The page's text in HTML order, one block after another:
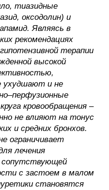
тиазидные
оксодолин) и
Являясь в
рекомендациях
терапии
высокой
ухудшают и не
кровообращения –
не влияют на тонус
и средних бронхов.
ограничивает
лечения
с застоем в малом
становятся